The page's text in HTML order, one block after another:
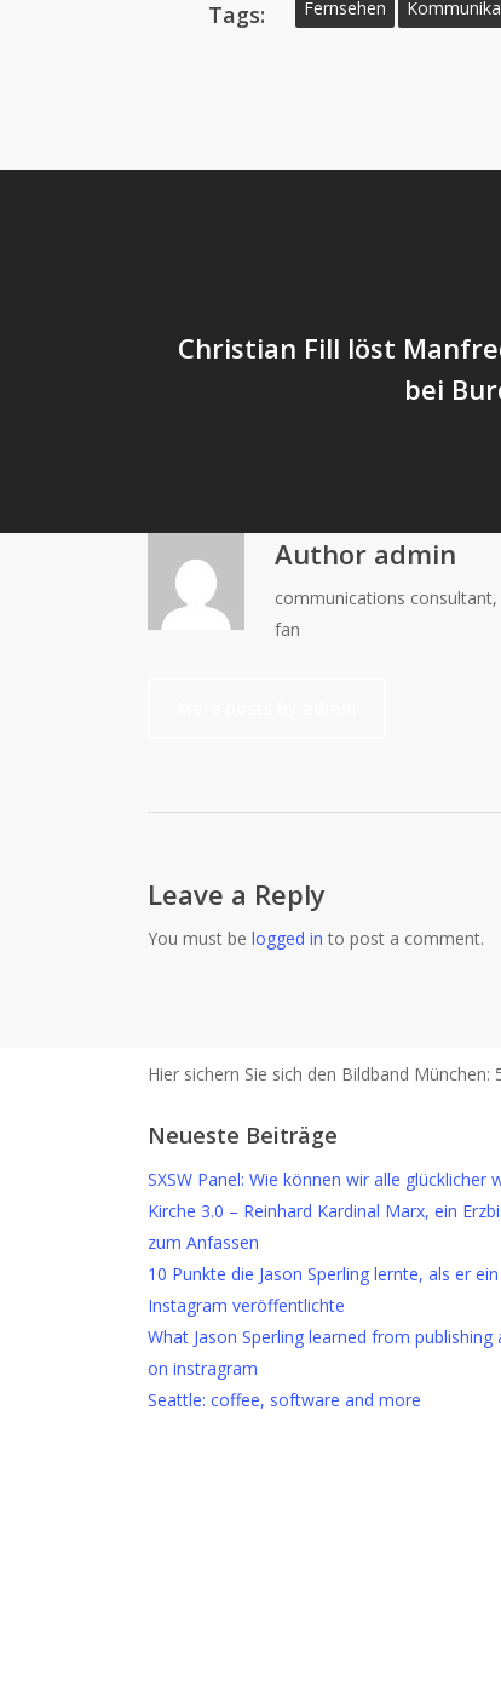
Tags: Fernsehen
Christian Fill löst
bei
Author admin
communications
fan
Leave a Reply
You must be logged in to post a comment.
Hier sichern Sie sich den Bildband München:
Neueste Beiträge
SXSW Panel: Wie können wir alle glücklicher
Kirche 3.0 – Reinhard Kardinal Marx, ein
zum Anfassen
10 Punkte die Jason Sperling lernte, als er
Instagram veröffentlichte
What Jason Sperling learned from publishing
on instragram
Seattle: coffee, software and more